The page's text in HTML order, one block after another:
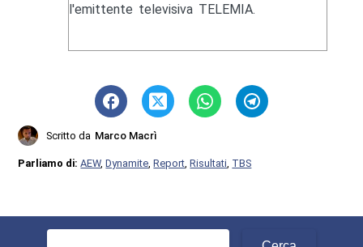
l'emittente televisiva TELEMIA.
Scritto da Marco Macrì
Parliamo di:AEW,Dynamite ,Report ,Risultati TBS